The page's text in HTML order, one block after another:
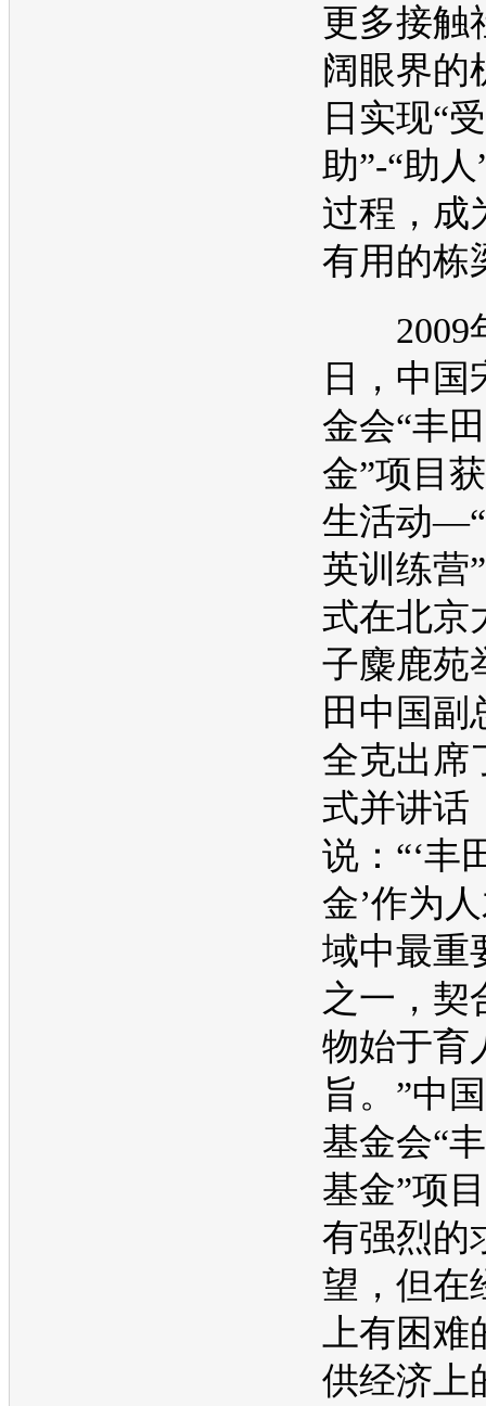
更多接触
阔眼界的
日实现“
助”-“助
过程，成
有用的栋
2009
日，中国
金会“丰田
金”项目
生活动
英训练营
式在北京
子麋鹿苑
田 中国副
全克出席
式并讲话
说：“‘丰
金’作为
域中最重
之一，契
物始于育
旨。”中
基金会“
基金”项
有强烈的
望，但在
上有困
供经济上